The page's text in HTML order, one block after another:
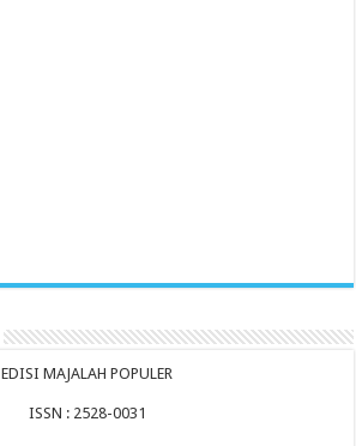
EDISI MAJALAH POPULER
ISSN : 2528-0031